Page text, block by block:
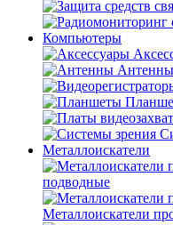
Компьютеры
Антенны
Металлоискатели
подводные
Металлоискатели